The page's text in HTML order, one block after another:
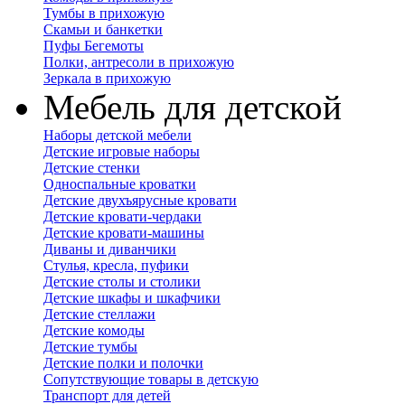
Тумбы в прихожую
Скамьи и банкетки
Пуфы Бегемоты
Полки, антресоли в прихожую
Зеркала в прихожую
Мебель для детской
Наборы детской мебели
Детские игровые наборы
Детские стенки
Односпальные кроватки
Детские двухъярусные кровати
Детские кровати-чердаки
Детские кровати-машины
Диваны и диванчики
Стулья, кресла, пуфики
Детские столы и столики
Детские шкафы и шкафчики
Детские стеллажи
Детские комоды
Детские тумбы
Детские полки и полочки
Сопутствующие товары в детскую
Транспорт для детей